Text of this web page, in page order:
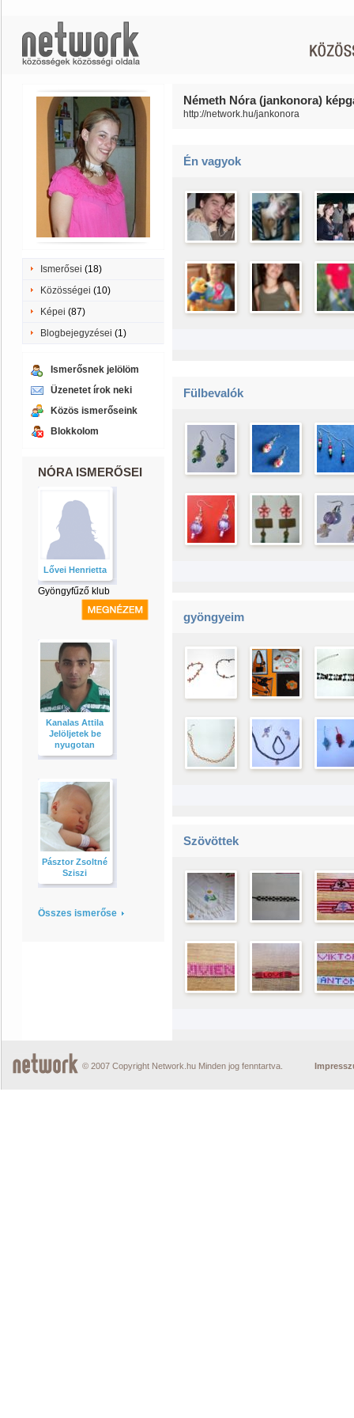
Ismerősei (18)
Közösségei (10)
Képei (87)
Blogbejegyzései (1)
Ismerősnek jelölöm
Üzenetet írok neki
Közös ismerőseink
Blokkolom
NÓRA ISMERŐSEI
Lővei Henrietta
Gyöngyfűző klub
Kanalas Attila
Jelöljetek be
nyugotan
Pásztor Zsoltné
Sziszi
Összes ismerőse
Németh Nóra (jankonora)
http://network.hu/jankonora
Én vagyok
Fülbevalók
gyöngyeim
Szövöttek
© 2007 Copyright Network.hu Minden jog fenntartva.